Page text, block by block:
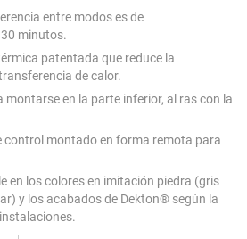
entre modos es de
minutos.
patentada que reduce la
de calor.
montarse en la parte inferior, al ras con la
control montado en forma remota para
en los colores en imitación piedra (gris
y los acabados de Dekton® según la